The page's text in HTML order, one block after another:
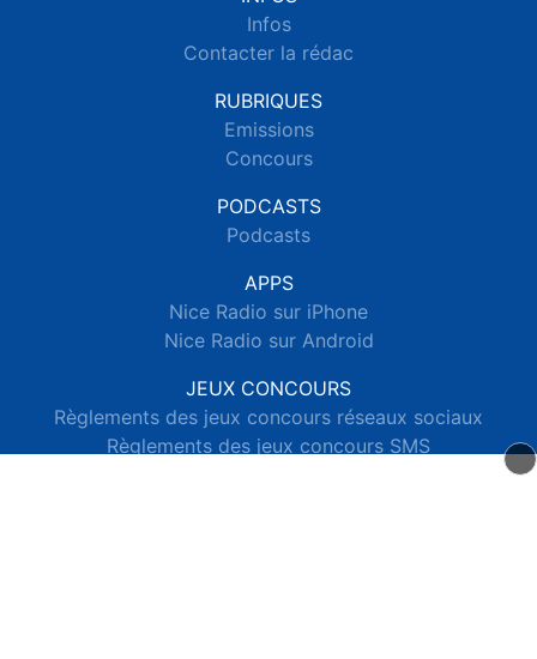
Infos
Contacter la rédac
RUBRIQUES
Emissions
Concours
PODCASTS
Podcasts
APPS
Nice Radio sur iPhone
Nice Radio sur Android
JEUX CONCOURS
Règlements des jeux concours réseaux sociaux
Règlements des jeux concours SMS